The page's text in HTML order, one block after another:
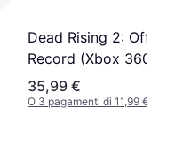
Dead Rising 2: Off the
Record (Xbox 360)
35,99 €
O 3 pagamenti di 11,99 €